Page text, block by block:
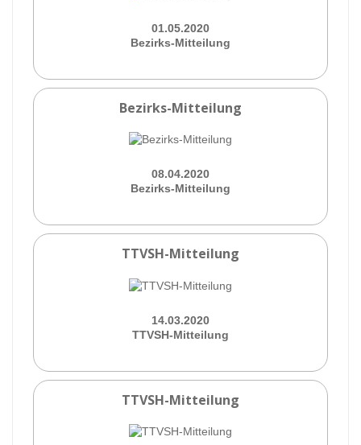
01.05.2020
Bezirks-Mitteilung
Bezirks-Mitteilung
08.04.2020
Bezirks-Mitteilung
TTVSH-Mitteilung
14.03.2020
TTVSH-Mitteilung
TTVSH-Mitteilung